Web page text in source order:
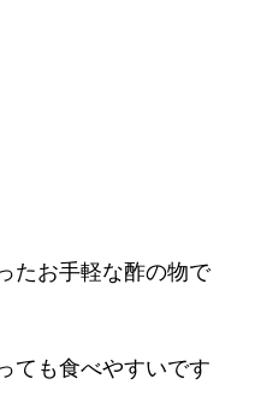
たお手軽な酢の物で
ても食べやすいです